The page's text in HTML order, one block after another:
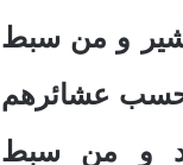
و من سبط
عشائرهم
و من سبط